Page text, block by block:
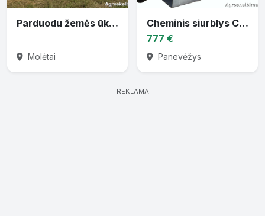
Parduodu žemės ūkio techniką
Molėtai
Cheminis siurblys CTP-30 varomas traktoriaus darbiniu velenu
777 €
Panevėžys
REKLAMA